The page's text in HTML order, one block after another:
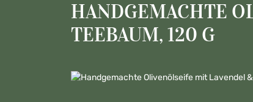
HANDGEMACHTE
TEEBAUM, 120 G
Bildergalerie überspringen